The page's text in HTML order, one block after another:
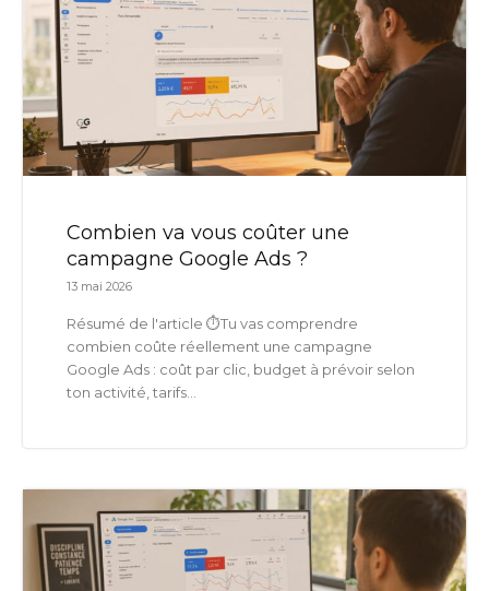
Combien va vous coûter une
campagne Google Ads ?
13 mai 2026
Résumé de l'article ⏱️Tu vas comprendre
combien coûte réellement une campagne
Google Ads : coût par clic, budget à prévoir selon
ton activité, tarifs...